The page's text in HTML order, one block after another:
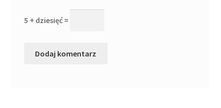
5 + dziesięć =